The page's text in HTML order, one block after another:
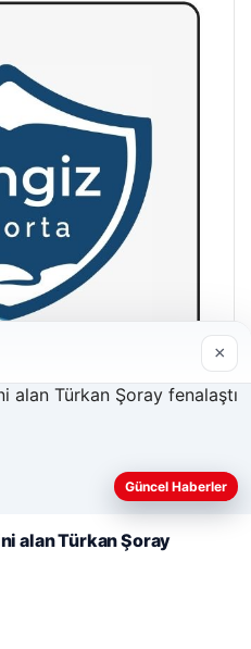
daha iyi anlayabilmek,
×
Güncel Haberler
alan Türkan Şoray